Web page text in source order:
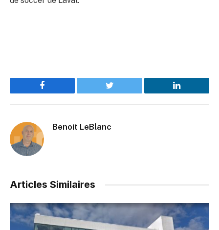
Facebook Twitter LinkedIn
Benoit LeBlanc
Articles Similaires